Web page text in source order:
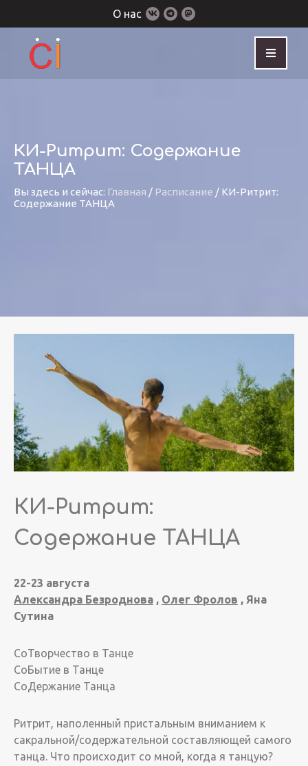
О нас
КИ-Ритрит: Содержание
ТАНЦА
Вы здесь и сейчас: Главная / Расписание / КИ-Ритрит:
Содержание ТАНЦА
КИ-Ритрит:
Содержание ТАНЦА
22-23 августа
Александра Безроднова , Олег Фролов , Яна
Сутина
СоТворчество в Танце
СоБытие в Танце
СоДержание Танца
Ритрит, наполенный пристальным вниманием к
сакральной/содержательной составляющей самого
танца. Что происходит со мной, когда я танцую?